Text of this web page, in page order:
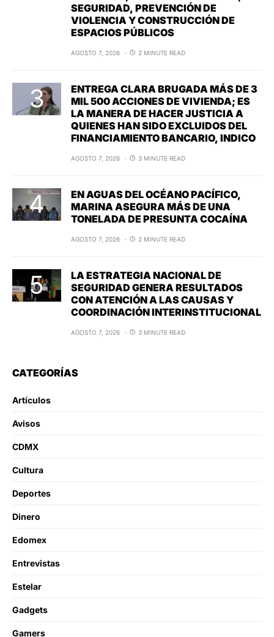
SEGURIDAD, PREVENCIÓN DE
VIOLENCIA Y CONSTRUCCIÓN DE
ESPACIOS PÚBLICOS
AGOSTO 7, 2026 2 MINUTE READ
ENTREGA CLARA BRUGADA MÁS DE 3
MIL 500 ACCIONES DE VIVIENDA; ES
LA MANERA DE HACER JUSTICIA A
QUIENES HAN SIDO EXCLUIDOS DEL
FINANCIAMIENTO BANCARIO, INDICO
AGOSTO 7, 2026 3 MINUTE READ
EN AGUAS DEL OCÉANO PACÍFICO,
MARINA ASEGURA MÁS DE UNA
TONELADA DE PRESUNTA COCAÍNA
AGOSTO 7, 2026 2 MINUTE READ
LA ESTRATEGIA NACIONAL DE
SEGURIDAD GENERA RESULTADOS
CON ATENCIÓN A LAS CAUSAS Y
COORDINACIÓN INTERINSTITUCIONAL
AGOSTO 7, 2026 3 MINUTE READ
CATEGORÍAS
Artículos
Avisos
CDMX
Cultura
Deportes
Dinero
Edomex
Entrevistas
Estelar
Gadgets
Gamers